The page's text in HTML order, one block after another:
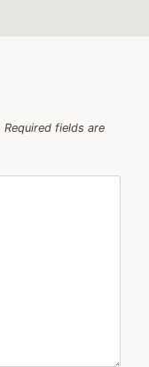
Required fields are